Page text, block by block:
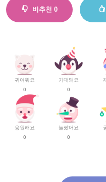
비추천 0
귀여워요
0
응원해요
0
기대돼요
0
놀랐어요
0